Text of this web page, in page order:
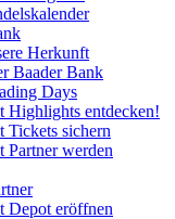
Herkunft
Baader Bank
Days
Highlights entdecken!
Tickets sichern
Partner werden
Depot eröffnen